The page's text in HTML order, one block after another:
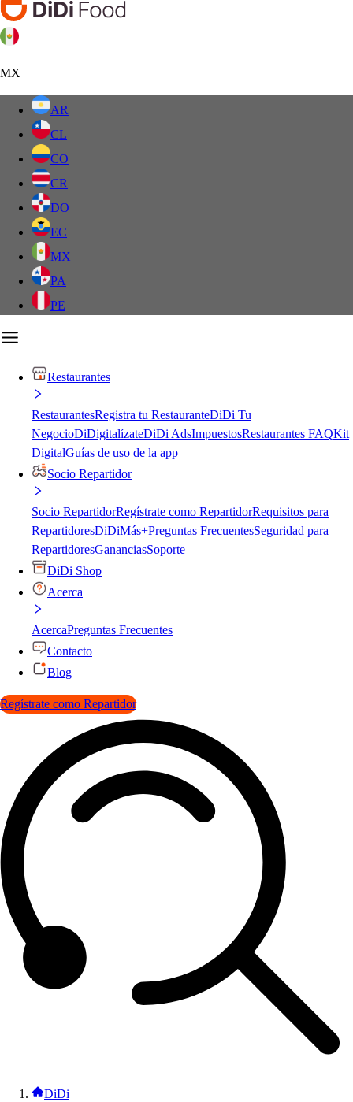
MX
AR
CL
CO
CR
DO
EC
MX
PA
PE
Restaurantes
RestaurantesRegistra tu RestauranteDiDi Tu
NegocioDiDigitalízateDiDi AdsImpuestosRestaurantes FAQKit
DigitalGuías de uso de la app
Socio Repartidor
Socio RepartidorRegístrate como RepartidorRequisitos para
RepartidoresDiDiMás+Preguntas FrecuentesSeguridad para
RepartidoresGananciasSoporte
DiDi Shop
Acerca
AcercaPreguntas Frecuentes
Contacto
Blog
Regístrate como Repartidor
DiDi